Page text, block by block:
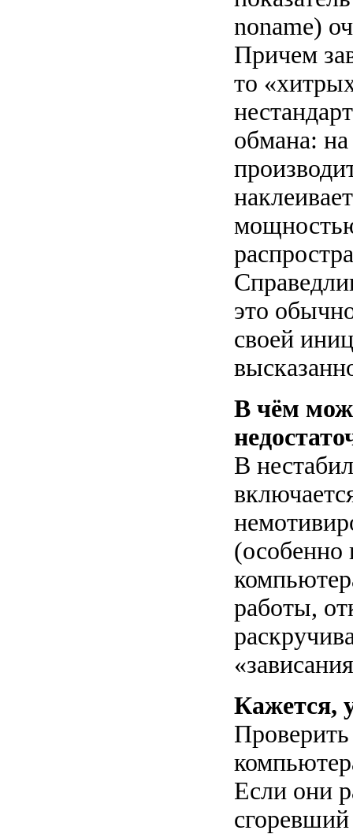
noname)
Причем
то
обмана:
это
своей
В чём
В
(особенно
работы,
Кажется,
Если они